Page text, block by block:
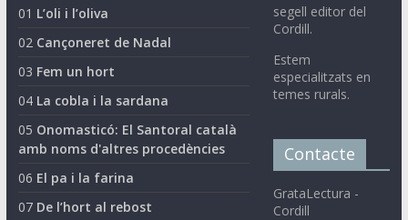
01 L’oli i l’oliva
02 Cançoneret de Nadal
03 Fem un hort
04 La cobla i la sardana
05 Onomasticó: El Santoral català
amb noms d'altres procedències
06 El pa i la farina
07 De l’hort al rebost
segell editor del
Cordill.
Estem
especialitzats en
temes rurals.
Contacte
GrataLectura -
Cordill